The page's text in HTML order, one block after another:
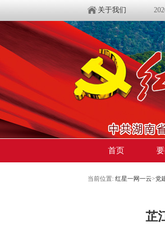
关于我们
首页
当前位置: 红星一网一云>党
芷